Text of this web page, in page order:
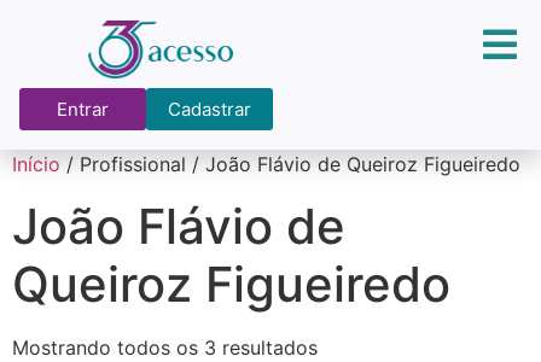
Entrar Cadastrar
Início / Profissional / João Flávio de Queiroz Figueiredo
João Flávio de
Queiroz Figueiredo
Mostrando todos os 3 resultados